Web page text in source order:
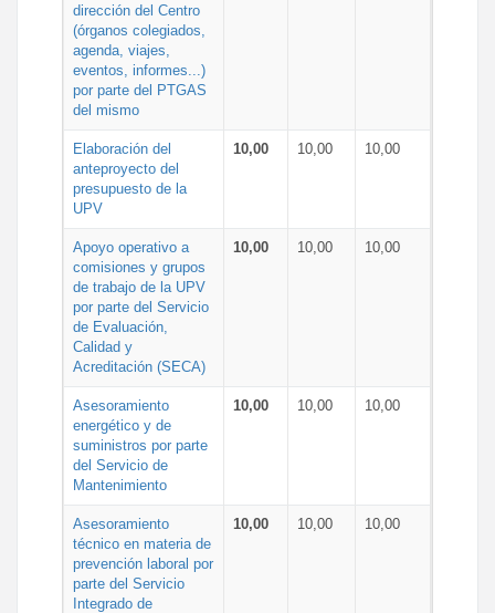
dirección del Centro
(órganos colegiados,
agenda, viajes,
eventos, informes...)
por parte del PTGAS
del mismo
Elaboración del
anteproyecto del
presupuesto de la
UPV
10,00 10,00 10,00
Apoyo operativo a
comisiones y grupos
de trabajo de la UPV
por parte del Servicio
de Evaluación,
Calidad y
Acreditación (SECA)
10,00 10,00 10,00
Asesoramiento
energético y de
suministros por parte
del Servicio de
Mantenimiento
10,00 10,00 10,00
Asesoramiento
técnico en materia de
prevención laboral por
parte del Servicio
Integrado de
10,00 10,00 10,00